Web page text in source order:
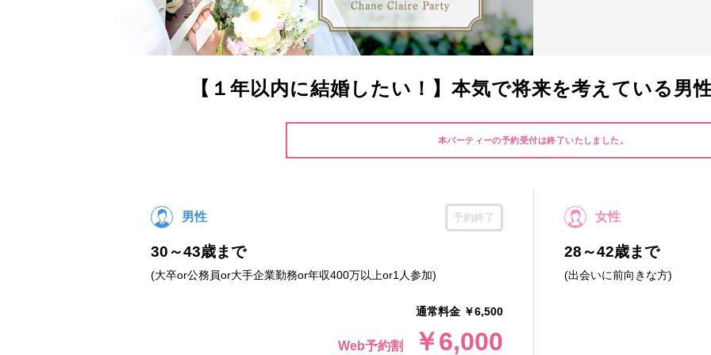
【１年以内に結婚したい！】本気で将来を考えている男
本パーティーの予約受付は終了いたしました。
男性 予約終了
30～43歳まで
(大卒or公務員or大手企業勤務or年収400万以上or1人参加)
通常料金 ￥6,500
Web予約割 ￥6,000
女性
28～42歳まで
(出会いに前向きな方)